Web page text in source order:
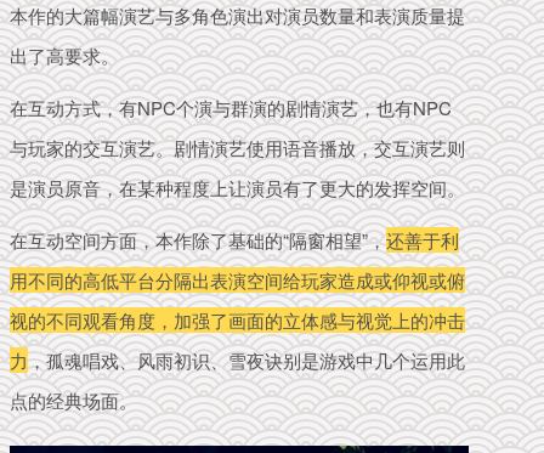
本作的大篇幅演艺与多角色演出对演员数量和表演质量提
出了高要求。
在互动方式，有NPC个演与群演的剧情演艺，也有NPC
与玩家的交互演艺。剧情演艺使用语音播放，交互演艺则
是演员原音，在某种程度上让演员有了更大的发挥空间。
在互动空间方面，本作除了基础的“隔窗相望”，还善于利
用不同的高低平台分隔出表演空间给玩家造成或仰视或俯
视的不同观看角度，加强了画面的立体感与视觉上的冲击
力，孤魂唱戏、风雨初识、雪夜诀别是游戏中几个运用此
点的经典场面。